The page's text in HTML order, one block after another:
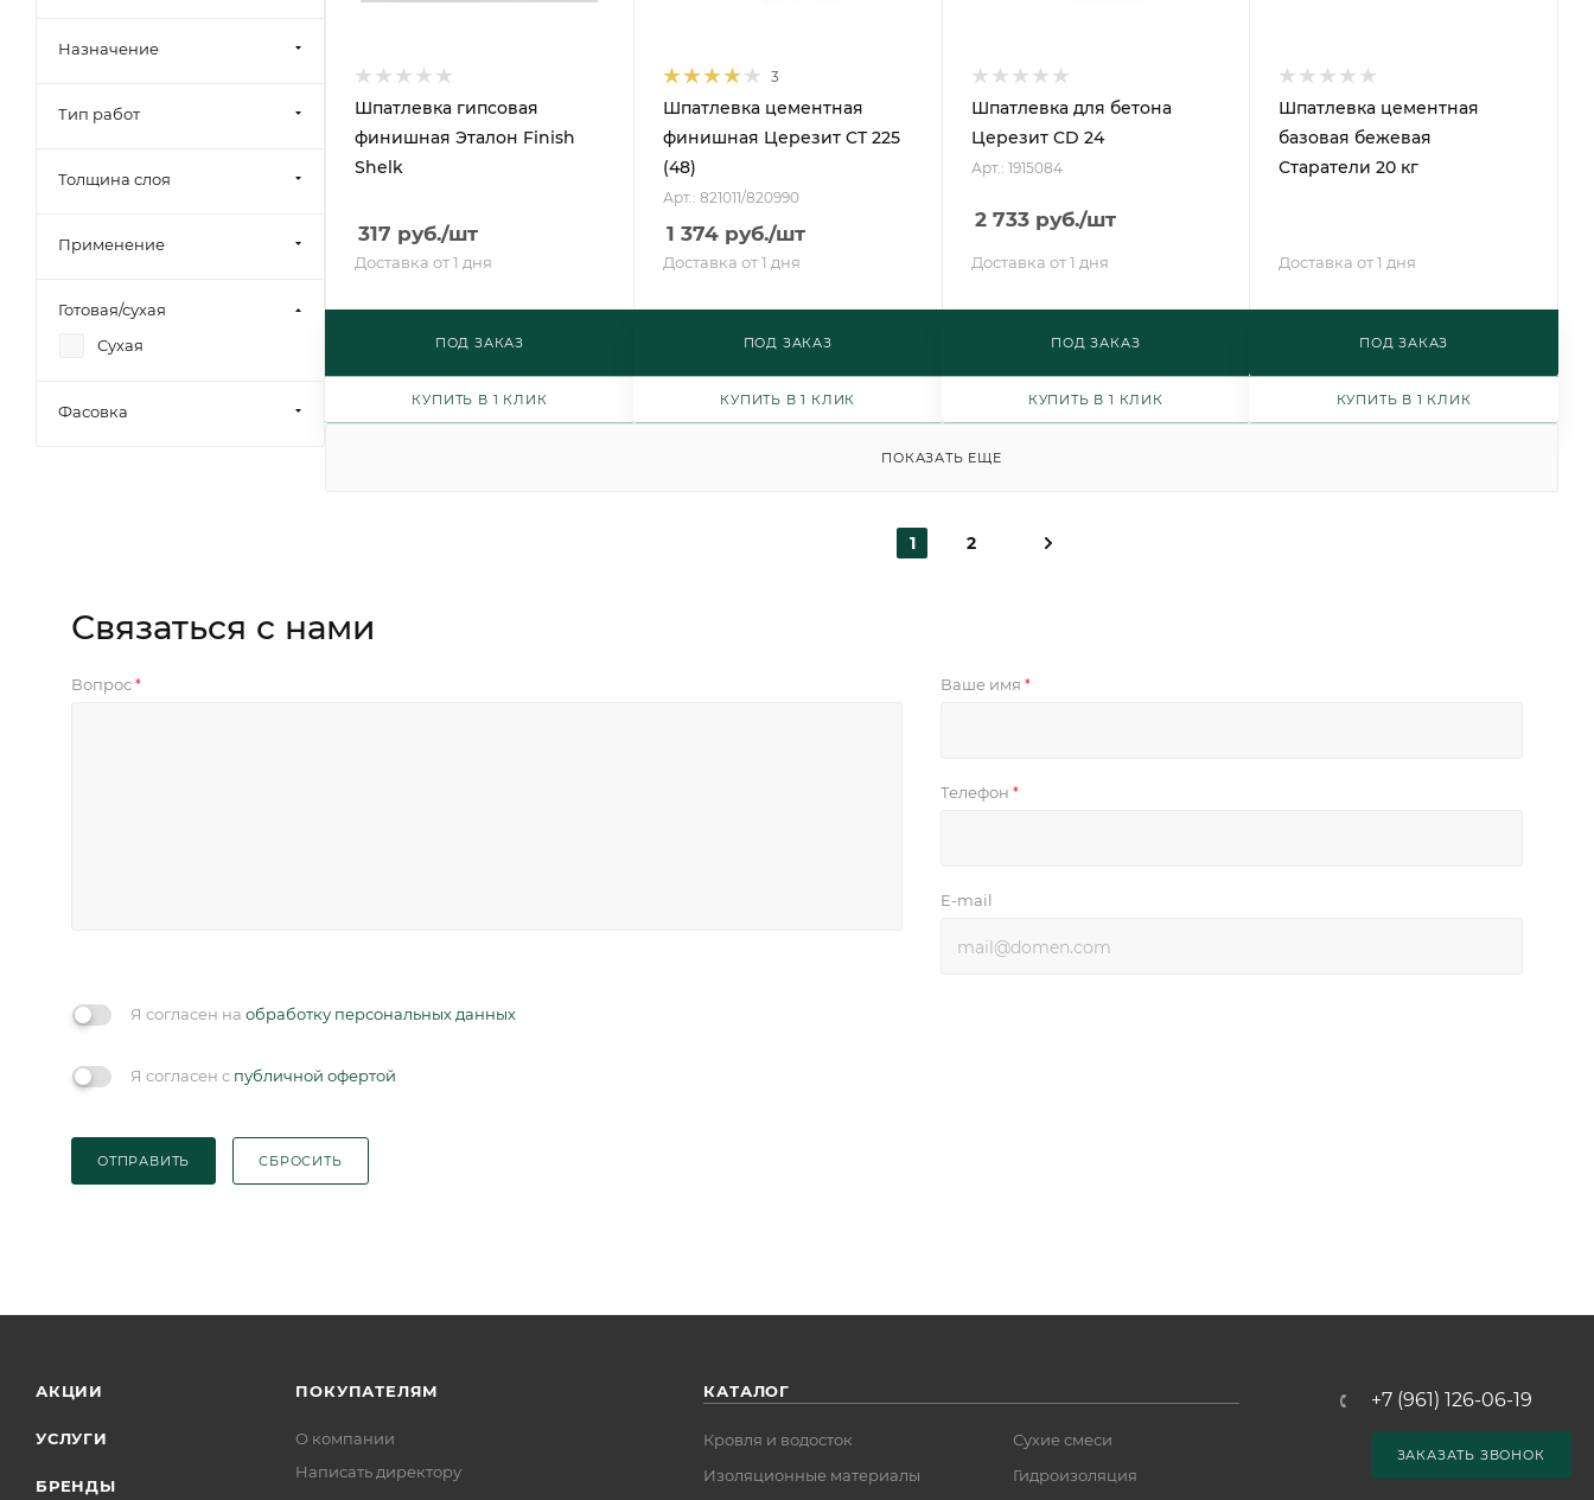
Шпатлевка гипсовая
финишная Эталон Finish
Shelk
317 руб./шт
Доставка от 1 дня
ПОД ЗАКАЗ
КУПИТЬ В 1 КЛИК
3
Шпатлевка цементная
финишная Церезит CT 225
(48)
Арт.: 821011/820990
1 374руб./шт
Доставка от 1 дня
ПОД ЗАКАЗ
КУПИТЬ В 1 КЛИК
Шпатлевка для бетона
Церезит CD 24
Арт.: 1915084
2 733руб./шт
Доставка от 1 дня
ПОД ЗАКАЗ
КУПИТЬ В 1 КЛИК
Шпатлевка цементная
базовая бежевая
Старатели 20 кг
Доставка от 1 дня
ПОД ЗАКАЗ
КУПИТЬ В 1 КЛИК
ПОКАЗАТЬ ЕЩЕ
1 2
Назначение
Тип работ
Толщина слоя
Применение
Готовая/сухая
Сухая
Фасовка
Связаться с нами
Вопрос * Ваше имя *
Телефон *
E-mail
Я согласен на обработку персональных данных
Я согласен с публичной офертой
ОТПРАВИТЬ СБРОСИТЬ
АКЦИИ
УСЛУГИ
БРЕНДЫ
ПОКУПАТЕЛЯМ
О компании
Написать директору
КАТАЛОГ
Кровля и водосток
Сухие смеси
Изоляционные материалы
Гидроизоляция
+7 (961) 126-06-19
ЗАКАЗАТЬ ЗВОНОК